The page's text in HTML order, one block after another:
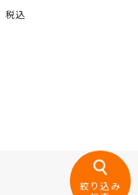
税込
絞り込み